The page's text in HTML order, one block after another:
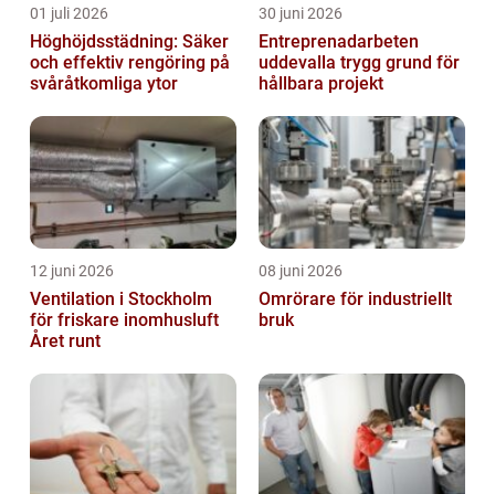
01 juli 2026
Höghöjdsstädning: Säker
och effektiv rengöring på
svåråtkomliga ytor
30 juni 2026
Entreprenadarbeten
uddevalla trygg grund för
hållbara projekt
12 juni 2026
Ventilation i Stockholm
för friskare inomhusluft
Året runt
08 juni 2026
Omrörare för industriellt
bruk